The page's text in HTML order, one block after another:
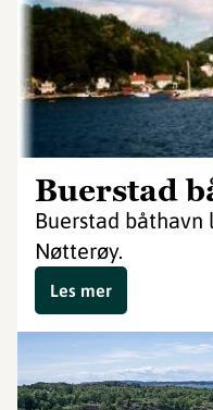
Buerstad
Buerstad båthavn
Nøtterøy.
Les mer